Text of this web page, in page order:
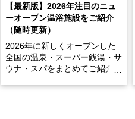
【最新版】2026年注目のニュ
ーオープン温浴施設をご紹介
（随時更新）
2026年に新しくオープンした
全国の温泉・スーパー銭湯・サ
ウナ・スパをまとめてご紹介！